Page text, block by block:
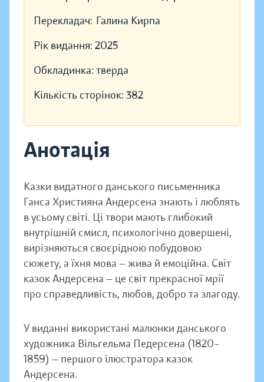
Перекладач: Галина Кирпа
Рік видання: 2025
Обкладинка: тверда
Кількість сторінок: 382
Анотація
Казки видатного данського письменника
Ганса Християна Андерсена знають і люблять
в усьому світі. Ці твори мають глибокий
внутрішній смисл, психологічно довершені,
вирізняються своєрідною побудовою
сюжету, а їхня мова — жива й емоційна. Світ
казок Андерсена — це світ прекрасної мрії
про справедливість, любов, добро та злагоду.
У виданні використані малюнки данського
художника Вільгельма Педерсена (1820–
1859) — першого ілюстратора казок
Андерсена.